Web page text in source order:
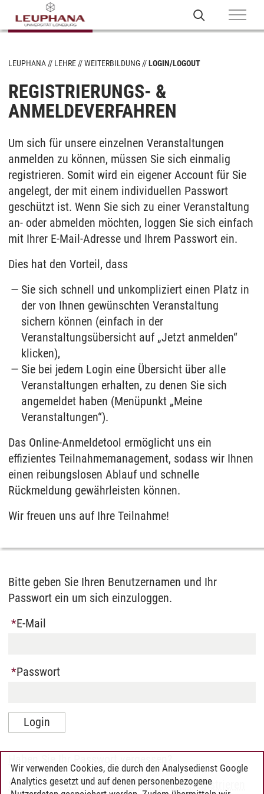
LEUPHANA LEHRE WEITERBILDUNG LOGIN/LOGOUT
REGISTRIERUNGS- &
ANMELDEVERFAHREN
Um sich für unsere einzelnen Veranstaltungen
anmelden zu können, müssen Sie sich einmalig
registrieren. Somit wird ein eigener Account für Sie
angelegt, der mit einem individuellen Passwort
geschützt ist. Wenn Sie sich zu einer Veranstaltung
an- oder abmelden möchten, loggen Sie sich einfach
mit Ihrer E-Mail-Adresse und Ihrem Passwort ein.
Dies hat den Vorteil, dass
Sie sich schnell und unkompliziert einen Platz in
der von Ihnen gewünschten Veranstaltung
sichern können (einfach in der
Veranstaltungsübersicht auf „Jetzt anmelden“
klicken),
Sie bei jedem Login eine Übersicht über alle
Veranstaltungen erhalten, zu denen Sie sich
angemeldet haben (Menüpunkt „Meine
Veranstaltungen“).
Das Online-Anmeldetool ermöglicht uns ein
effizientes Teilnahmemanagement, sodass wir Ihnen
einen reibungslosen Ablauf und schnelle
Rückmeldung gewährleisten können.
Wir freuen uns auf Ihre Teilnahme!
Bitte geben Sie Ihren Benutzernamen und Ihr
Passwort ein um sich einzuloggen.
E-Mail
Passwort
Sie haben noch keinen Login-Zugang? Registrieren
Wir verwenden Cookies, die durch den Analysedienst Google
Analytics gesetzt und auf denen personenbezogene